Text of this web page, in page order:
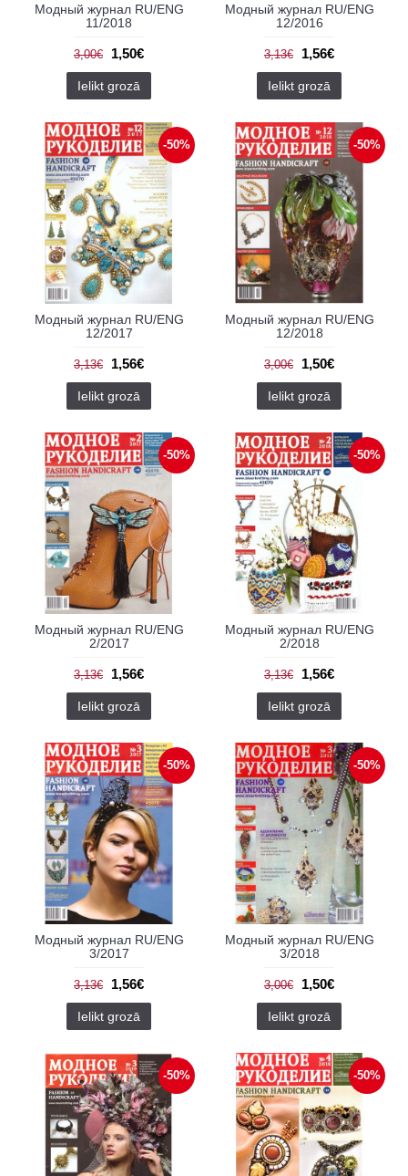
Модный журнал RU/ENG
11/2018
3,00€ 1,50€
Ielikt grozā
Модный журнал RU/ENG
12/2016
3,13€ 1,56€
Ielikt grozā
-50%
Модный журнал RU/ENG
12/2017
3,13€ 1,56€
Ielikt grozā
-50%
Модный журнал RU/ENG
12/2018
3,00€ 1,50€
Ielikt grozā
-50%
Модный журнал RU/ENG
2/2017
3,13€ 1,56€
Ielikt grozā
-50%
Модный журнал RU/ENG
2/2018
3,13€ 1,56€
Ielikt grozā
-50%
Модный журнал RU/ENG
3/2017
3,13€ 1,56€
Ielikt grozā
-50%
Модный журнал RU/ENG
3/2018
3,00€ 1,50€
Ielikt grozā
-50% -50%